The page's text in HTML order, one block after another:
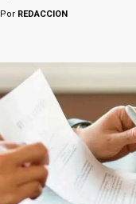
Por REDACCION